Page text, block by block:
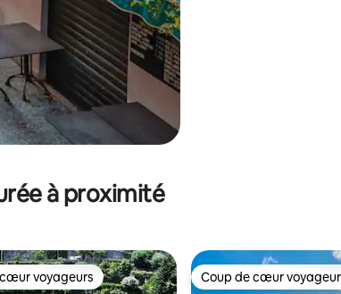
à proximité
voyageurs les plus appréciés
voyageurs Coup de cœur
Coup de cœur